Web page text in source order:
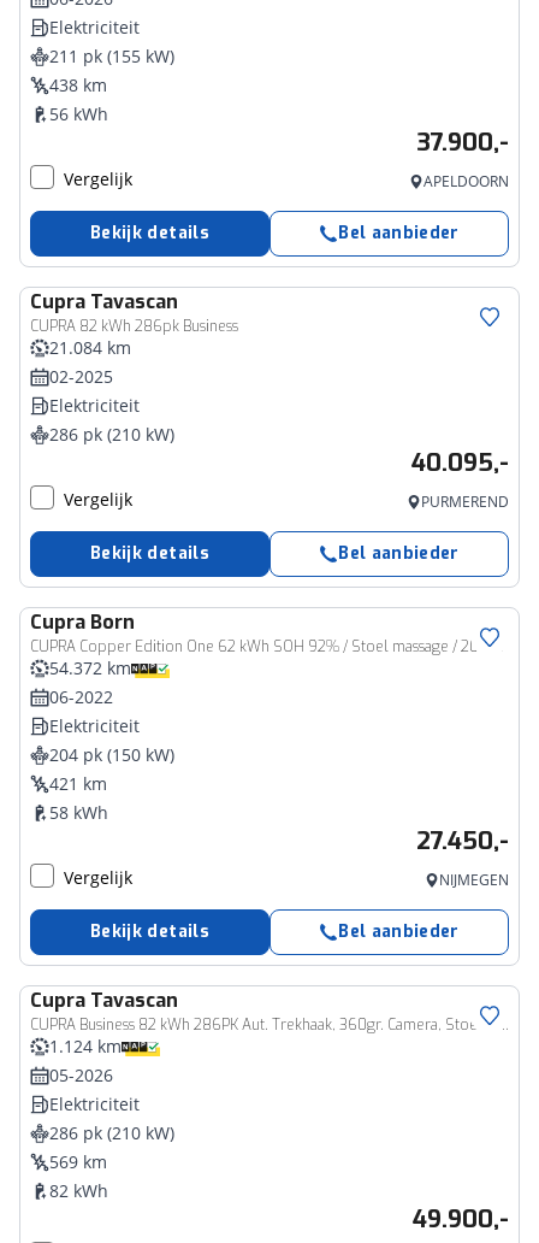
Elektriciteit
211 pk (155 kW)
438 km
56 kWh
37.900,-
Vergelijk APELDOORN
Bekijk details Bel aanbieder
Cupra Tavascan
CUPRA 82 kWh 286pk Business
21.084 km
02-2025
Elektriciteit
286 pk (210 kW)
40.095,-
Vergelijk PURMEREND
Bekijk details Bel aanbieder
Cupra Born
CUPRA Copper Edition One 62 kWh SOH 92% / Stoel massage / 20'' LMV /
54.372 km
06-2022
Elektriciteit
204 pk (150 kW)
421 km
58 kWh
27.450,-
Vergelijk NIJMEGEN
Bekijk details Bel aanbieder
Cupra Tavascan
CUPRA Business 82 kWh 286PK Aut. Trekhaak, 360gr. Camera, Stoelverwarming, 20" LM Velgen, Navi, Keyless, Side Assist, Sennheiser Audio, Memorystoel
1.124 km
05-2026
Elektriciteit
286 pk (210 kW)
569 km
82 kWh
49.900,-